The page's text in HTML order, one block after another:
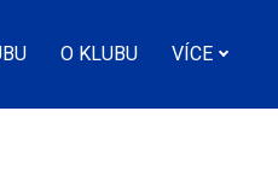
O KLUBU VÍCE